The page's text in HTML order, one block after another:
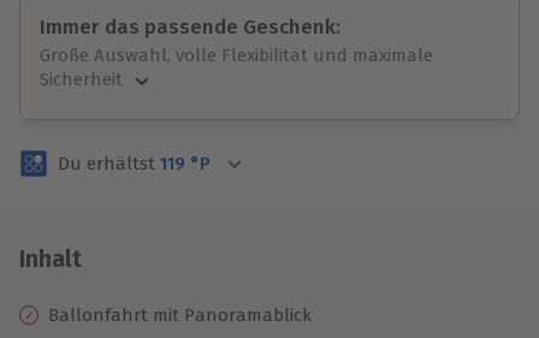
Immer das passende Geschenk:
Große Auswahl, volle Flexibilität und maximale
Sicherheit
Volle Flexibilität
3 Jahre gültig & verlängerbar.
Du erhältst 119 °P
Inhalt
Ballonfahrt mit Panoramablick